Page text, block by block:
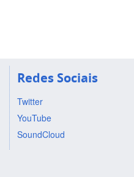
Redes Sociais
Twitter
YouTube
SoundCloud